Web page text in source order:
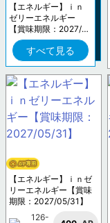
【エネルギー】ｉｎ
ゼリーエネルギー
【賞味期限：2027/0
5/31】
すべて見る
【エネルギー】ｉｎゼ
リーエネルギー【賞味
期限：2027/05/31】
126-